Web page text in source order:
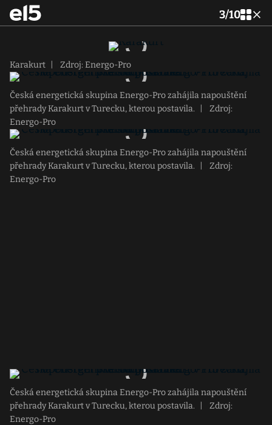
3/10
Karakurt Zdroj: Energo-Pro
Česká energetická skupina Energo-Pro zahájila napouštění
přehrady Karakurt v Turecku, kterou postavila.
Zdroj:
Energo-Pro
Česká energetická skupina Energo-Pro zahájila napouštění
přehrady Karakurt v Turecku, kterou postavila.
Zdroj:
Energo-Pro
Česká energetická skupina Energo-Pro zahájila napouštění
přehrady Karakurt v Turecku, kterou postavila.
Zdroj:
Energo-Pro